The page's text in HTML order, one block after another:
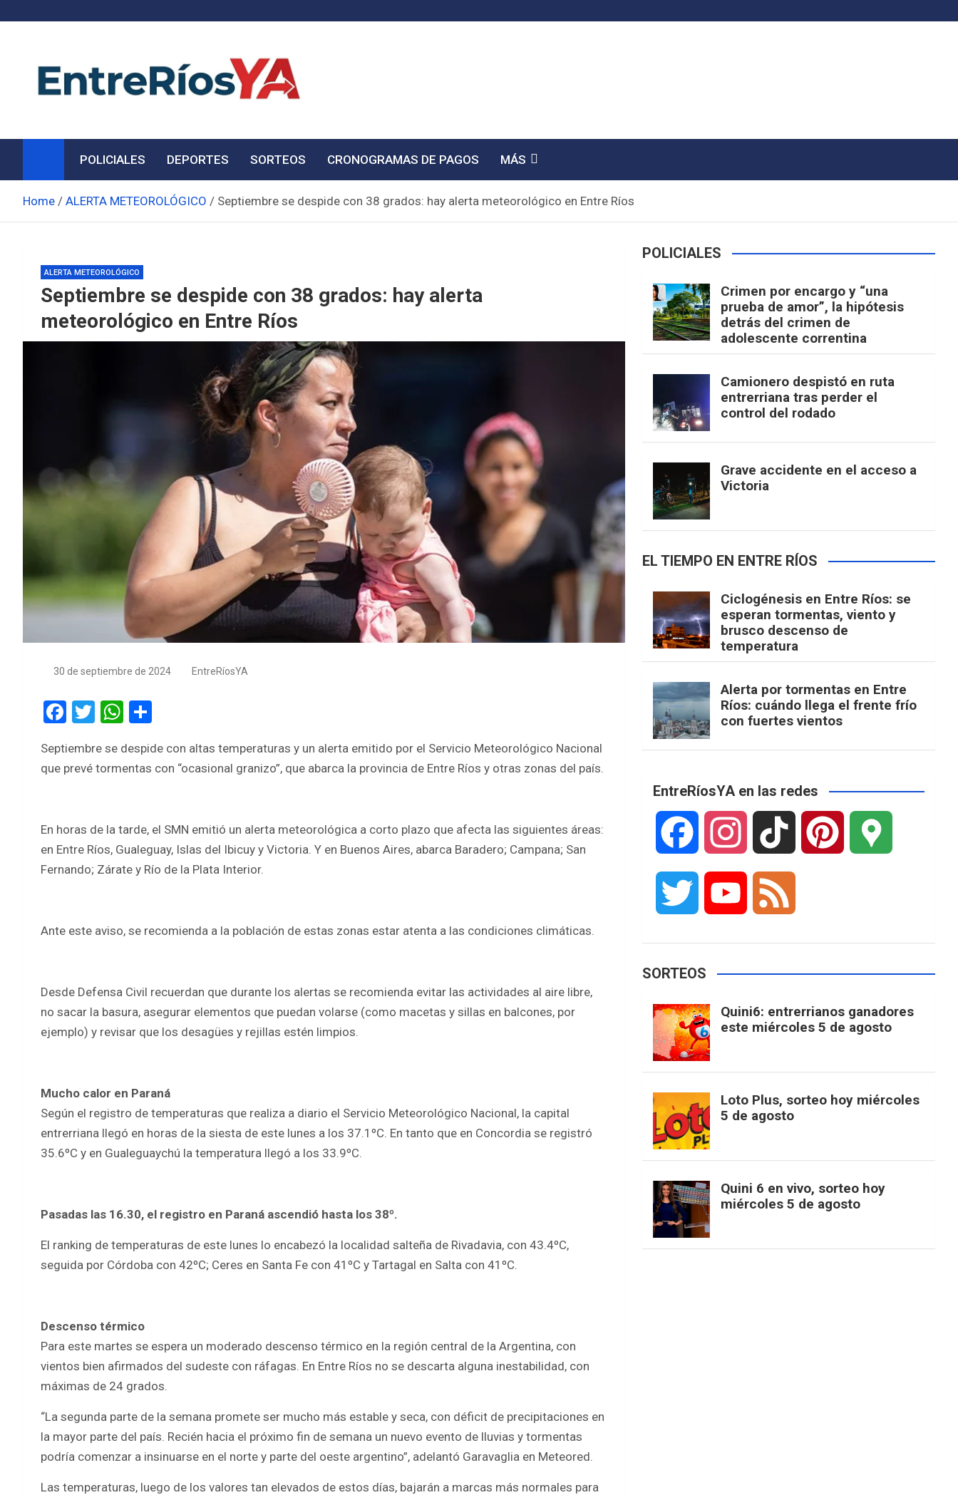
Noticias de Entre Ríos
POLICIALES DEPORTES SORTEOS CRONOGRAMAS DE PAGOS MÁS
Home ALERTA METEOROLÓGICO Septiembre se despide con 38 grados: hay alerta meteorológico en Entre Ríos
ALERTA METEOROLÓGICO
Septiembre se despide con 38 grados: hay alerta
meteorológico en Entre Ríos
30 de septiembre de 2024 EntreRíosYA
F
ce
b
o
k
T
tt
er
W
at
s
p
p
ar
e
Septiembre se despide con altas temperaturas y un alerta emitido por el Servicio Meteorológico Nacional
que prevé tormentas con “ocasional granizo”, que abarca la provincia de Entre Ríos y otras zonas del país.
En horas de la tarde, el SMN emitió un alerta meteorológica a corto plazo que afecta las siguientes áreas:
en Entre Ríos, Gualeguay, Islas del Ibicuy y Victoria. Y en Buenos Aires, abarca Baradero; Campana; San
Fernando; Zárate y Río de la Plata Interior.
Ante este aviso, se recomienda a la población de estas zonas estar atenta a las condiciones climáticas.
Desde Defensa Civil recuerdan que durante los alertas se recomienda evitar las actividades al aire libre,
no sacar la basura, asegurar elementos que puedan volarse (como macetas y sillas en balcones, por
ejemplo) y revisar que los desagües y rejillas estén limpios.
Mucho calor en Paraná
Según el registro de temperaturas que realiza a diario el Servicio Meteorológico Nacional, la capital
entrerriana llegó en horas de la siesta de este lunes a los 37.1ºC. En tanto que en Concordia se registró
35.6ºC y en Gualeguaychú la temperatura llegó a los 33.9ºC.
Pasadas las 16.30, el registro en Paraná ascendió hasta los 38º.
El ranking de temperaturas de este lunes lo encabezó la localidad salteña de Rivadavia, con 43.4ºC,
seguida por Córdoba con 42ºC; Ceres en Santa Fe con 41ºC y Tartagal en Salta con 41ºC.
Descenso térmico
Para este martes se espera un moderado descenso térmico en la región central de la Argentina, con
vientos bien afirmados del sudeste con ráfagas. En Entre Ríos no se descarta alguna inestabilidad, con
máximas de 24 grados.
“La segunda parte de la semana promete ser mucho más estable y seca, con déficit de precipitaciones en
la mayor parte del país. Recién hacia el próximo fin de semana un nuevo evento de lluvias y tormentas
podría comenzar a insinuarse en el norte y parte del oeste argentino”, adelantó Garavaglia en Meteored.
Las temperaturas, luego de los valores tan elevados de estos días, bajarán a marcas más normales para
POLICIALES
Crimen por encargo y “una
prueba de amor”, la hipótesis
detrás del crimen de
adolescente correntina
Camionero despistó en ruta
entrerriana tras perder el
control del rodado
Grave accidente en el acceso a
Victoria
EL TIEMPO EN ENTRE RÍOS
Ciclogénesis en Entre Ríos: se
esperan tormentas, viento y
brusco descenso de
temperatura
Alerta por tormentas en Entre
Ríos: cuándo llega el frente frío
con fuertes vientos
EntreRíosYA en las redes
a
b
o
k
n
a
i
t
t
e
r
u
b
e
d
SORTEOS
Quini6: entrerrianos ganadores
este miércoles 5 de agosto
Loto Plus, sorteo hoy miércoles
5 de agosto
Quini 6 en vivo, sorteo hoy
miércoles 5 de agosto